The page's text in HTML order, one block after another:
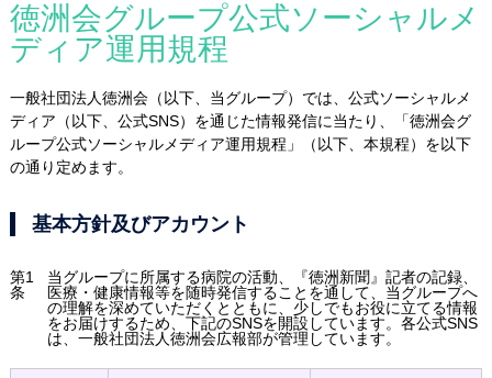
徳洲会グループ公式ソーシャルメ
ディア運用規程
一般社団法人徳洲会（以下、当グループ）では、公式ソーシャルメ
ディア（以下、公式SNS）を通じた情報発信に当たり、「徳洲会グ
ループ公式ソーシャルメディア運用規程」（以下、本規程）を以下
の通り定めます。
基本方針及びアカウント
第1
条
当グループに所属する病院の活動、『徳洲新聞』記者の記録、
医療・健康情報等を随時発信することを通して、当グループへ
の理解を深めていただくとともに、少しでもお役に立てる情報
をお届けするため、下記のSNSを開設しています。各公式SNS
は、一般社団法人徳洲会広報部が管理しています。